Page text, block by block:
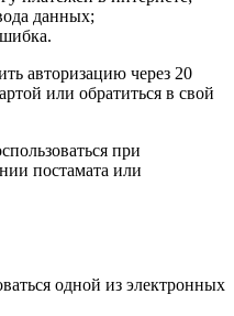
данных;
авторизацию через 20
или обратиться в свой
при
постамата или
одной из электронных